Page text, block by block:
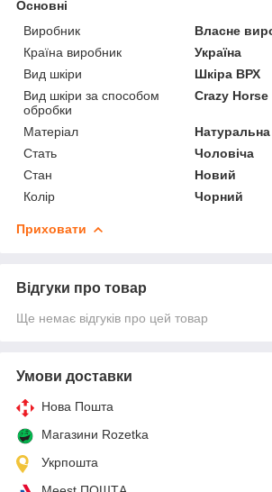
Основні
Виробник
Власне
Країна виробник
Україна
Вид шкіри
Шкіра ВРХ
Вид шкіри за способом
обробки
Crazy Horse
Матеріал
Стать
Чоловіча
Стан
Новий
Колір
Чорний
Приховати
Відгуки про товар
Ще немає відгуків про цей товар
Умови доставки
Нова Пошта
Магазини Rozetka
Укрпошта